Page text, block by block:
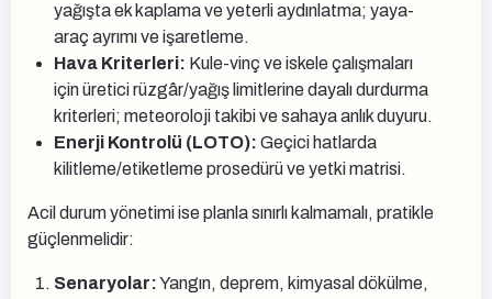
yağışta ek kaplama ve yeterli aydınlatma; yaya-
araç ayrımı ve işaretleme.
Hava Kriterleri: Kule-vinç ve iskele çalışmaları
için üretici rüzgâr/yağış limitlerine dayalı durdurma
kriterleri; meteoroloji takibi ve sahaya anlık duyuru.
Enerji Kontrolü (LOTO): Geçici hatlarda
kilitleme/etiketleme prosedürü ve yetki matrisi.
Acil durum yönetimi ise planla sınırlı kalmamalı, pratikle
güçlenmelidir:
Senaryolar:Yangın, deprem, kimyasal dökülme,